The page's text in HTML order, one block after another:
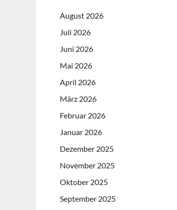
August 2026
Juli 2026
Juni 2026
Mai 2026
April 2026
März 2026
Februar 2026
Januar 2026
Dezember 2025
November 2025
Oktober 2025
September 2025